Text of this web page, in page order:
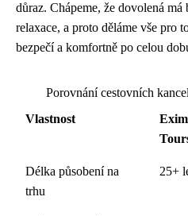
důraz. Chápeme, že dovolená má
relaxace, a proto děláme vše pro
bezpečí a komfortně po celou
Porovnání cestovních
Vlastnost
Exim
Délka působení na
trhu
25+